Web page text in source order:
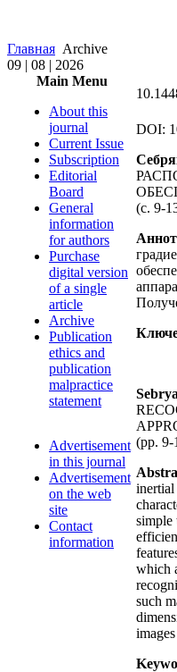
Главная Archive
09 | 08 | 2026
Main Menu
About this
journal
Current Issue
Subscription
Editorial
Board
General
information
for authors
Purchase
digital version
of a single
article
Archive
Publication
ethics and
publication
malpractice
statement
Advertisement
in this journal
Advertisement
on the web
site
Contact
information
DOI:
(с. 9-
(pp. 9-
inertial
simple
which
such